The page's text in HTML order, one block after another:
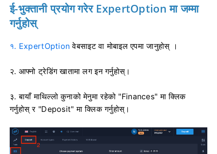
ई-भुक्तानी प्रयोग गरेर ExpertOption मा जम्मा
गर्नुहोस्
१. ExpertOption वेबसाइट वा मोबाइल एपमाजानुहोस् ।
२. आफ्नो ट्रेडिंग खातामा लग इन गर्नुहोस्।
३. बायाँ माथिल्लो कुनाको मेनुमा रहेको "Finances" मा क्लिक
गर्नुहोस् र "Deposit" मा क्लिक गर्नुहोस्।